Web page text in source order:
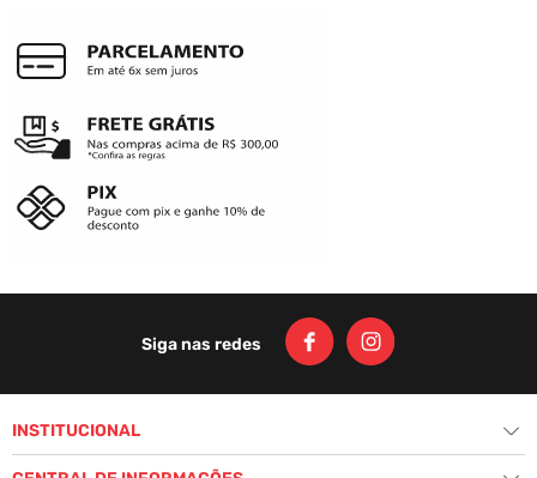
CHINELO CYCLONE PREMIUM MEGA
FLOWERS - PRETO
Ou3 x
ADICIONAR AO CARRINHO